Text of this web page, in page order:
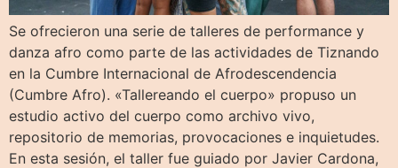
Se ofrecieron una serie de talleres de performance y
danza afro como parte de las actividades de Tiznando
en la Cumbre Internacional de Afrodescendencia
(Cumbre Afro). «Tallereando el cuerpo» propuso un
estudio activo del cuerpo como archivo vivo,
repositorio de memorias, provocaciones e inquietudes.
En esta sesión, el taller fue guiado por Javier Cardona,